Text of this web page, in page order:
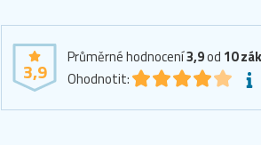
3,9
Průměrné hodnocení3,9od 10
Ohodnotit: